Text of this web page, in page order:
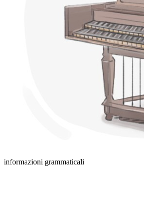
informazioni grammaticali